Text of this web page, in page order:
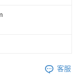
客服